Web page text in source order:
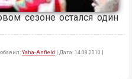
сезоне остался один
Yaha-Anfield | Дата:14.08.2010 |